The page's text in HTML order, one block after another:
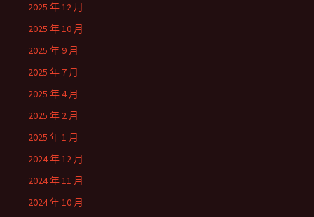
2025 年 12 月
2025 年 10 月
2025 年 9 月
2025 年 7 月
2025 年 4 月
2025 年 2 月
2025 年 1 月
2024 年 12 月
2024 年 11 月
2024 年 10 月